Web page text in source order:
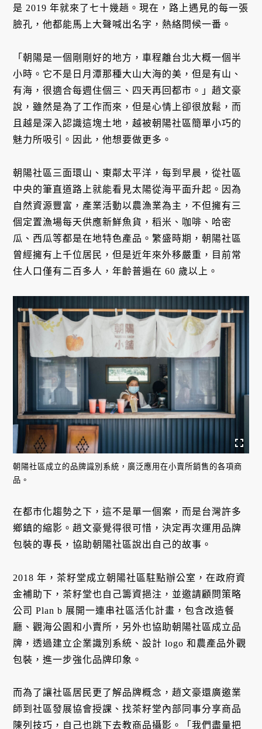
是 2019 年就來了七十幾趟。現在，路上遇見的每一張
臉孔，他都能馬上大聲喊出名字，熱絡問候一番。
「朝陽是一個剛剛好的地方，車程離台北大概一個半
小時。它不是日月潭那種大山大海的美，但是有山、
有海，很適合每週住個三、四天再回都市。」趙文豪
說，雖然是為了工作而來，但是心情上卻很放鬆，而
且越是深入認識這塊土地，越被朝陽社區簡單小巧的
魅力所吸引。因此，他想要做更多。
朝陽社區三面環山、東鄰太平洋，每到早晨，從社區
中央的筆直道路上就能看見太陽從海平面升起。因為
自然資源豐富，產業活動以農漁業為主，不但擁有三
個定置漁場每天供應新鮮魚貨，稻米、咖啡、哈密
瓜、西瓜等都是在地特色產品。繁盛時期，朝陽社區
曾經擁有上千位居民，但是近年來外移嚴重，目前常
住人口僅有二百多人，年齡普遍在 60 歲以上。
朝陽社區成立的品牌識別系統，廣泛應用在小賣所銷售的各項商
品。
在都市化趨勢之下，這不是單一個案，而是台灣許多
鄉鎮的縮影。趙文豪覺得很可惜，決定再次運用品牌
包裝的專長，協助朝陽社區說出自己的故事。
2018 年，茶籽堂成立朝陽社區駐點辦公室，在政府資
金補助下，茶籽堂也自己籌資挹注，並邀請顧問策略
公司 Plan b 展開一連串社區活化計畫，包含改造餐
廳、觀海公園和小賣所，另外也協助朝陽社區成立品
牌，透過建立企業識別系統、設計 logo 和農產品外觀
包裝，進一步強化品牌印象。
而為了讓社區居民更了解品牌概念，趙文豪還廣邀業
師到社區發展協會授課、找茶籽堂內部同事分享商品
陳列技巧，自己也跳下去教商品攝影。「我們盡量把